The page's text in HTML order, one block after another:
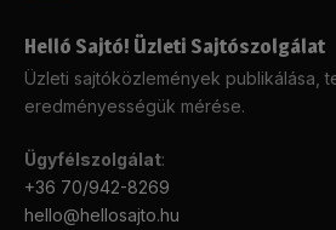
Helló Sajtó! Üzleti Sajtószolgálat
Üzleti sajtóközlemények publikálása,
eredményességük mérése.
Ügyfélszolgálat:
+36 70/942-8269
hello@hellosajto.hu